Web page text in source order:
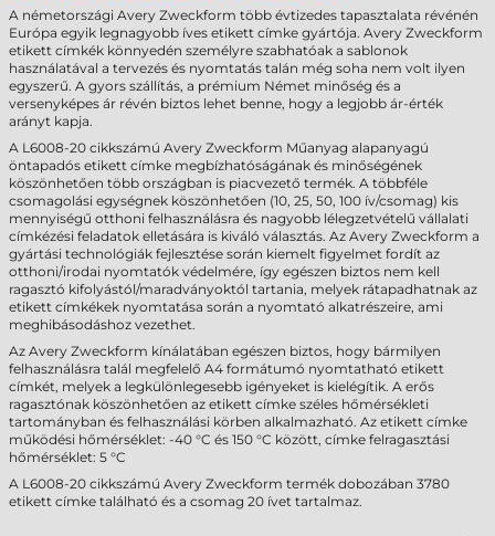
A németországi Avery Zweckform több évtizedes tapasztalata révénén
Európa egyik legnagyobb íves etikett címke gyártója. Avery Zweckform
etikett címkék könnyedén személyre szabhatóak a sablonok
használatával a tervezés és nyomtatás talán még soha nem volt ilyen
egyszerű. A gyors szállítás, a prémium Német minőség és a
versenyképes ár révén biztos lehet benne, hogy a legjobb ár-érték
arányt kapja.
A L6008-20 cikkszámú Avery Zweckform Műanyag alapanyagú
öntapadós etikett címke megbízhatóságának és minőségének
köszönhetően több országban is piacvezető termék. A többféle
csomagolási egységnek köszönhetően (10, 25, 50, 100 ív/csomag) kis
mennyiségű otthoni felhasználásra és nagyobb lélegzetvételű vállalati
címkézési feladatok elletására is kiváló választás. Az Avery Zweckform a
gyártási technológiák fejlesztése során kiemelt figyelmet fordít az
otthoni/irodai nyomtatók védelmére, így egészen biztos nem kell
ragasztó kifolyástól/maradványoktól tartania, melyek rátapadhatnak az
etikett címkékek nyomtatása során a nyomtató alkatrészeire, ami
meghibásodáshoz vezethet.
Az Avery Zweckform kínálatában egészen biztos, hogy bármilyen
felhasználásra talál megfelelő A4 formátumó nyomtatható etikett
címkét, melyek a legkülönlegesebb igényeket is kielégítik. A erős
ragasztónak köszönhetően az etikett címke széles hőmérsékleti
tartományban és felhasználási körben alkalmazható. Az etikett címke
működési hőmérséklet: -40 °C és 150 °C között, címke felragasztási
hőmérséklet: 5 °C
A L6008-20 cikkszámú Avery Zweckform termék dobozában 3780
etikett címke található és a csomag 20 ívet tartalmaz.